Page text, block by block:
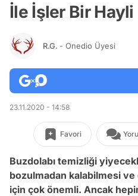
İle İşler Bir Hayli
R.G. - Onedio Üyesi
23.11.2020 - 14:58
Favori
Buzdolabı temizliği
bozulmadan kalabilmesi
için çok önemli. Ancak